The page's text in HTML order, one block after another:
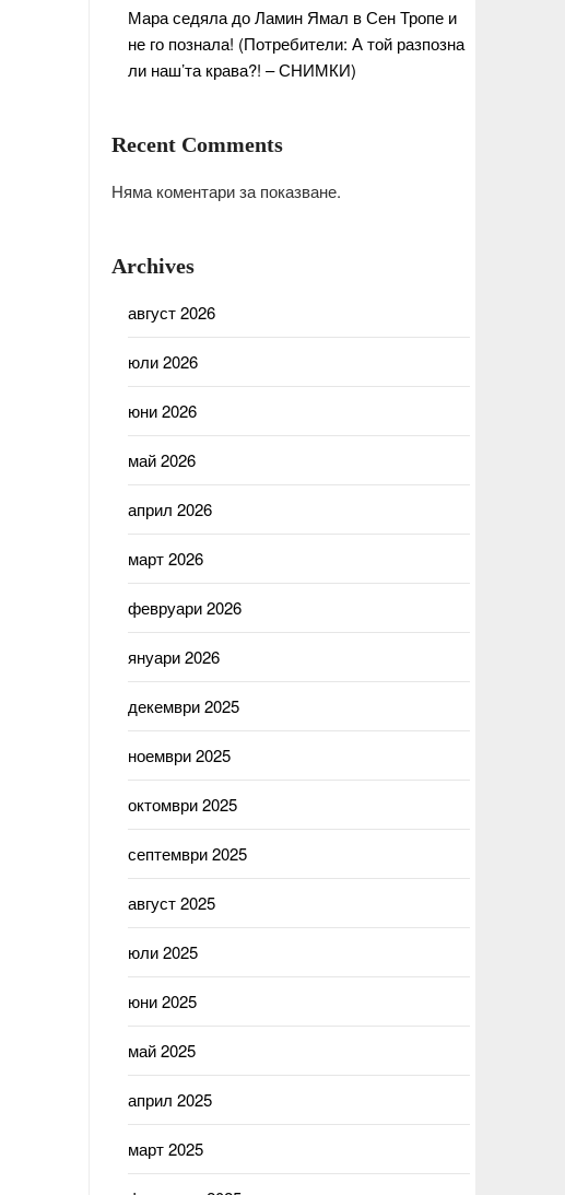
Мара седяла до Ламин Ямал в Сен Тропе и
не го познала! (Потребители: А той разпозна
ли наш’та крава?! – СНИМКИ)
Recent Comments
Няма коментари за показване.
Archives
август 2026
юли 2026
юни 2026
май 2026
април 2026
март 2026
февруари 2026
януари 2026
декември 2025
ноември 2025
октомври 2025
септември 2025
август 2025
юли 2025
юни 2025
май 2025
април 2025
март 2025